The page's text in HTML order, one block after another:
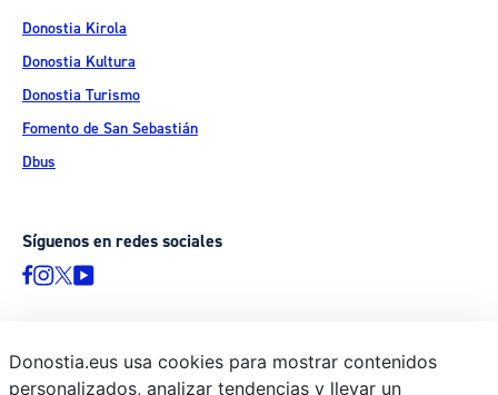
Donostia Kirola
Donostia Kultura
Donostia Turismo
Fomento de San Sebastián
Dbus
Síguenos en redes sociales
© Donostiako Udala - Ayuntamiento de Donostia / San Sebastián
Donostia.eus usa cookies para mostrar contenidos
personalizados, analizar tendencias y llevar un